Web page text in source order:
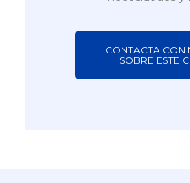
CONTACTA CON
SOBRE ESTE